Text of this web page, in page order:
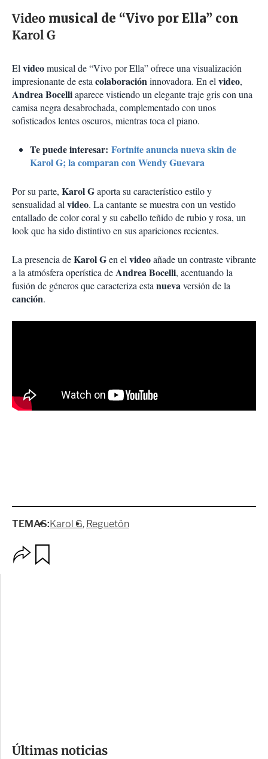
Video musical de “Vivo por Ella” con
Karol G
Elvideomusical de “Vivo por Ella” ofrece una visualización
impresionante de estacolaboracióninnovadora. En elvideo,
Andrea Bocelliaparece vistiendo un elegante traje gris con una
camisa negra desabrochada, complementado con unos
sofisticados lentes oscuros, mientras toca el piano.
Te puede interesar: Fortnite anuncia nueva skin de
Karol G; la comparan con Wendy Guevara
Por su parte, Karol Gaporta su característico estilo y
sensualidad alvideo. La cantante se muestra con un vestido
entallado de color coral y su cabello teñido de rubio y rosa, un
look que ha sido distintivo en sus apariciones recientes.
La presencia deKarol Gen elvideoañade un contraste vibrante
a la atmósfera operística deAndrea Bocelli, acentuando la
fusión de géneros que caracteriza estanuevaversión de la
canción.
TEMAS:Karol G Reguetón
p
m
Últimas noticias